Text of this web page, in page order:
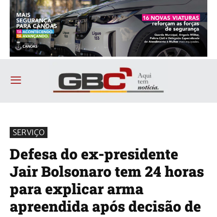
SERVIÇO
Defesa do ex-presidente
Jair Bolsonaro tem 24 horas
para explicar arma
apreendida após decisão de